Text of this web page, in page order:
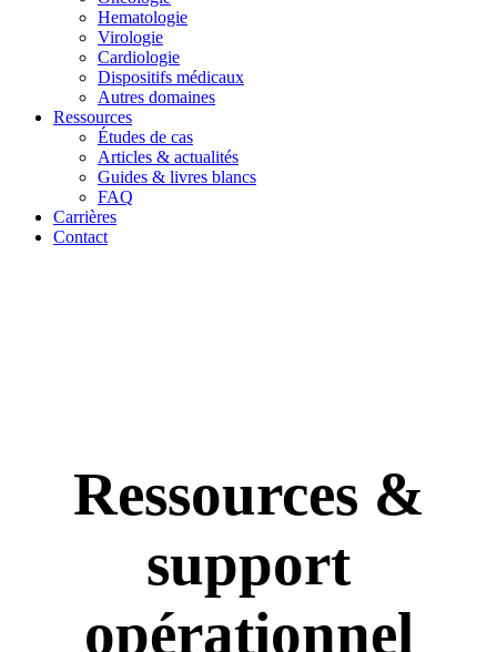
Hematologie
Virologie
Cardiologie
Dispositifs médicaux
Autres domaines
Ressources
Études de cas
Articles & actualités
Guides & livres blancs
FAQ
Carrières
Contact
Ressources &
support
opérationnel